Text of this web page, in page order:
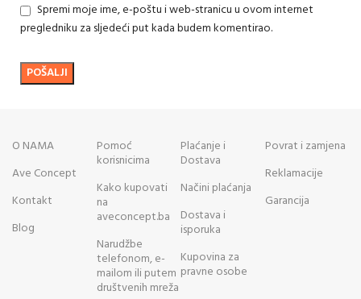
Spremi moje ime, e-poštu i web-stranicu u ovom internet
pregledniku za sljedeći put kada budem komentirao.
O NAMA
Ave Concept
Kontakt
Blog
Pomoć
korisnicima
Kako kupovati
na
aveconcept.ba
Narudžbe
telefonom, e-
mailom ili putem
društvenih mreža
Plaćanje i
Dostava
Načini plaćanja
Dostava i
isporuka
Kupovina za
pravne osobe
Povrat i zamjena
Reklamacije
Garancija